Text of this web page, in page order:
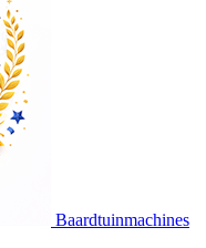
Baardtuinmachines